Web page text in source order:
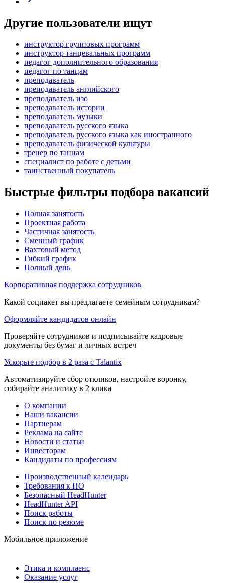
Другие пользователи ищут
инструктор групповых программ
инструктор танцевальных программ
педагог дополнительного образования
педагог по танцам
преподаватель
преподаватель английского
преподаватель изо
преподаватель истории
преподаватель музыки
преподаватель русского языка
преподаватель русского языка как иностранного
преподаватель физической культуры
тренер по танцам
специалист по работе с детьми
таинственный покупатель
Быстрые фильтры подбора вакансий
Полная занятость
Проектная работа
Частичная занятость
Сменный график
Вахтовый метод
Гибкий график
Полный день
Корпоративная поддержка сотрудников
Какой соцпакет вы предлагаете семейным сотрудникам?
Оформляйте кандидатов онлайн
Проверяйте сотрудников и подписывайте кадровые
документы без бумаг и личных встреч
Ускорьте подбор в 2 раза с Talantix
Автоматизируйте сбор откликов, настройте воронку,
собирайте аналитику в 2 клика
О компании
Наши вакансии
Партнерам
Реклама на сайте
Новости и статьи
Инвесторам
Кандидаты по профессиям
Производственный календарь
Требования к ПО
Безопасный HeadHunter
HeadHunter API
Поиск работы
Поиск по резюме
Мобильное приложение
Этика и комплаенс
Оказание услуг